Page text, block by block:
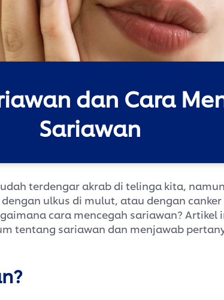
dan Cara
Sariawan
terdengar akrab di telinga kita,
ulkus di mulut, atau dengan canker
cara mencegah sariawan? Artikel
tentang sariawan dan menjawab